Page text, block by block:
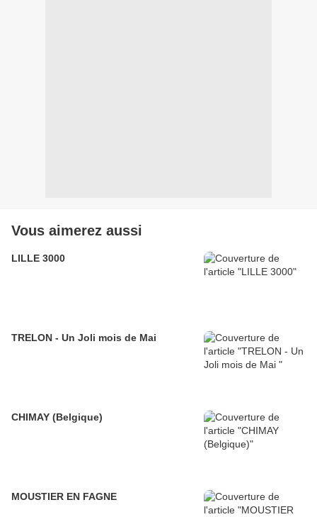
Vous aimerez aussi
LILLE 3000
TRELON - Un Joli mois de Mai
CHIMAY (Belgique)
MOUSTIER EN FAGNE